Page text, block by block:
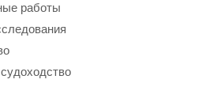
работы